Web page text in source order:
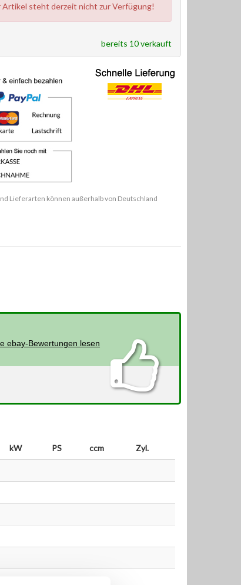
Artikel steht derzeit nicht zur Verfügung!
bereits 10 verkauft
Lieferarten können außerhalb von Deutschland
ebay-Bewertungen lesen
kW PS ccm Zyl.